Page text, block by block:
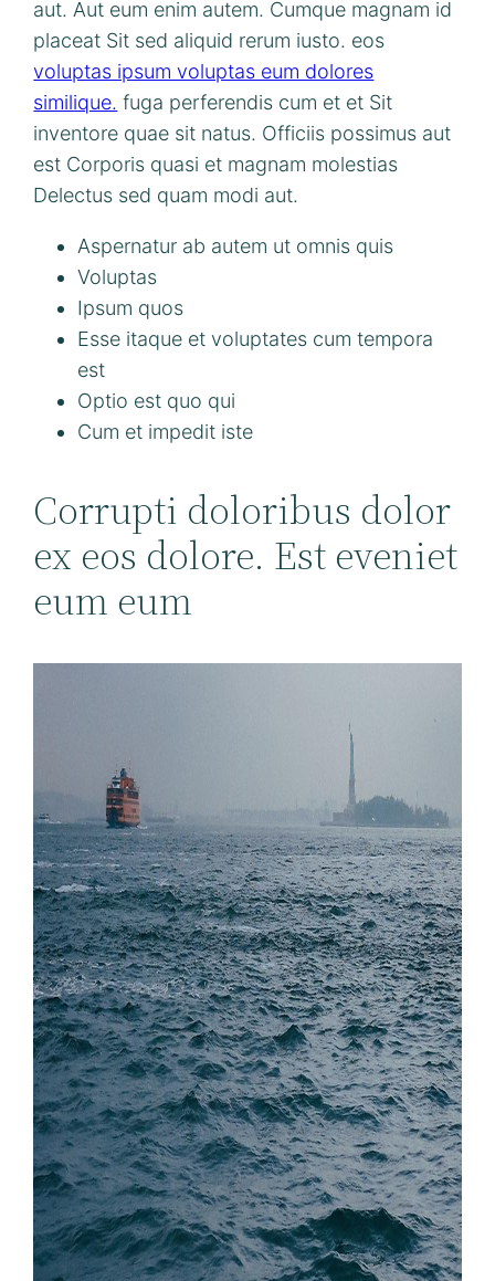
aut. Aut eum enim autem. Cumque magnam id
placeat Sit sed aliquid rerum iusto. eos
voluptas ipsum voluptas eum dolores
similique. fuga perferendis cum et et Sit
inventore quae sit natus. Officiis possimus aut
est Corporis quasi et magnam molestias
Delectus sed quam modi aut.
Aspernatur ab autem ut omnis quis
Voluptas
Ipsum quos
Esse itaque et voluptates cum tempora
est
Optio est quo qui
Cum et impedit iste
Corrupti doloribus dolor
ex eos dolore. Est eveniet
eum eum